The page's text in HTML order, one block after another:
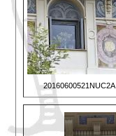
20160600521NUC2A